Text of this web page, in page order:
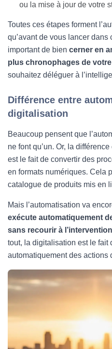
ou la mise à jour de votre
Toutes ces étapes forment
qu’avant de vous lancer dans
important de bien cerner en
plus chronophages de
souhaitez déléguer à
Différence entre
digitalisation
Beaucoup pensent que
ne font qu’un. Or, la
est le fait de convertir des
en formats numériques. Cela
catalogue de produits mis en
Mais l’automatisation va
exécute automatiquement
sans recourir à
tout, la digitalisation est le fait
automatiquement des actions